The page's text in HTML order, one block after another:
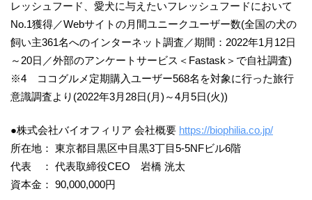
レッシュフード、愛犬に与えたいフレッシュフードにおいて
No.1獲得／Webサイトの月間ユニークユーザー数(全国の犬の
飼い主361名へのインターネット調査／期間：2022年1月12日
～20日／外部のアンケートサービス＜Fastask＞で自社調査)
※4 ココグルメ定期購入ユーザー568名を対象に行った旅行
意識調査より(2022年3月28日(月)～4月5日(火))
●株式会社バイオフィリア 会社概要 https://biophilia.co.jp/
所在地： 東京都目黒区中目黒3丁目5-5NFビル6階
代表 ： 代表取締役CEO 岩橋 洸太
資本金： 90,000,000円